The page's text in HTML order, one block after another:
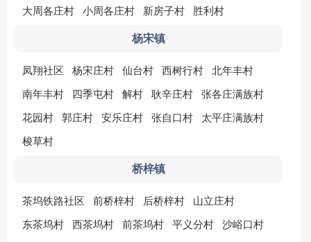
大周各庄村 小周各庄村 新房子村 胜利村
杨宋镇
凤翔社区 杨宋庄村 仙台村 西树行村 北年丰村
南年丰村 四季屯村 解村 耿辛庄村 张各庄满族村
花园村 郭庄村 安乐庄村 张自口村 太平庄满族村
梭草村
桥梓镇
茶坞铁路社区 前桥梓村 后桥梓村 山立庄村
东茶坞村 西茶坞村 前茶坞村 平义分村 沙峪口村